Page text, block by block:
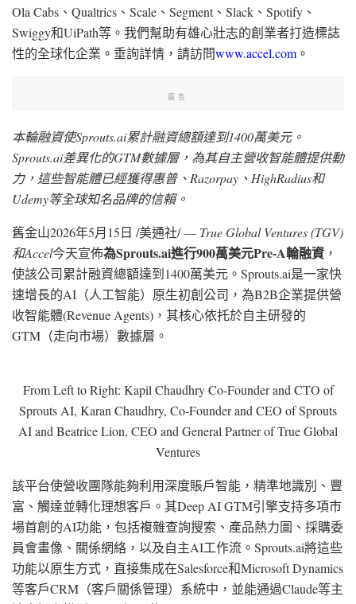
Ola Cabs、Qualtrics、Scale、Segment、Slack、Spotify、
Swiggy和UiPath等。我們幫助有雄心壯志的創業者打造標誌
性的全球化企業。垂詢詳情，請訪問www.accel.com 。
廣告
本輪融資使Sprouts.ai累計融資總額達到1400萬美元。
Sprouts.ai差異化的GTM數據層，為其自主營收智能體提供動
力，這些智能體已經獲得惠普、Razorpay、HighRadius和
Udemy等全球知名品牌的信賴。
舊金山2026年5月15日 /美通社/ — True Global Ventures (TGV)
和Accel今天宣佈為Sprouts.ai進行900萬美元Pre-A輪融資 ，
使該公司累計融資總額達到1400萬美元。Sprouts.ai是一家快
速增長的AI（人工智能）原生初創公司，為B2B企業提供營
收智能體(Revenue Agents)，其核心依托於自主研發的
GTM（走向市場）數據層。
From Left to Right: Kapil Chaudhry Co-Founder and CTO of
Sprouts AI, Karan Chaudhry, Co-Founder and CEO of Sprouts
AI and Beatrice Lion, CEO and General Partner of True Global
Ventures
該平台使營收團隊能夠利用深度賬戶智能，精準地識別、豐
富、觸達並轉化理想客戶。其Deep AI GTM引擎支持多項市
場首創的AI功能，包括複雜查詢搜索、產品熱力圖、採購委
員會畫像、關係網絡，以及自主AI工作流。Sprouts.ai將這些
功能以原生方式，直接集成在Salesforce和Microsoft Dynamics
等客戶CRM（客戶關係管理）系統中，並能通過Claude等主